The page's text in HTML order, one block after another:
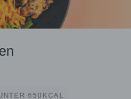
650KCAL